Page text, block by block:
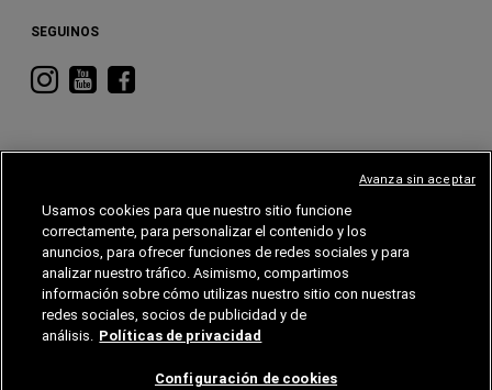
SEGUINOS
Visitá
Instagram
Visitá
YouTube
Visitá
Facebook
DODGE ROMEO
©2026 FCA EE. UU. LLC. Reservados todos los derechos.
registradas de FCA US LLC. Alfa Romeo y Fiat son marcas registradas de FCA Group
Marketing S.p.A., utilizadas con permiso.
programas de incentivos, especificaciones técnicas, equipamiento, ilustraciones y de
Usamos cookies para que nuestro sitio funcione
correctamente, para personalizar el contenido y los
anuncios, para ofrecer funciones de redes sociales y para
analizar nuestro tráfico. Asimismo, compartimos
información sobre cómo utilizas nuestro sitio con nuestras
redes sociales, socios de publicidad y de
análisis. Políticas de privacidad
Configuración de cookies
Avanza sin aceptar